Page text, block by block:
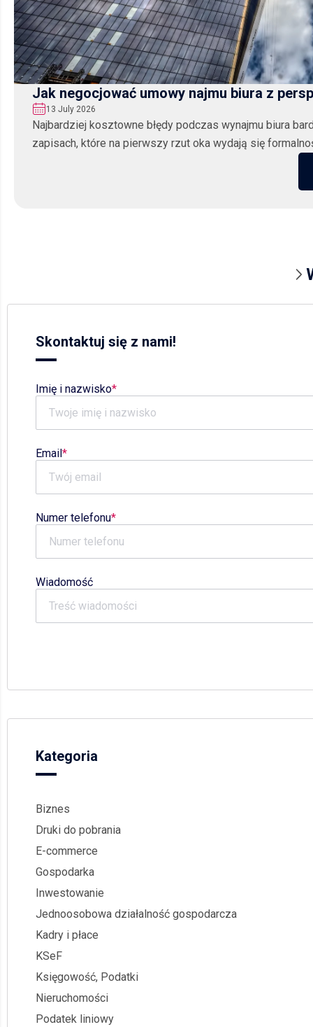
Jak negocjować umowy najmu biura z
13 July 2026
Najbardziej kosztowne błędy podczas wynajmu biura
zapisach, które na pierwszy rzut oka wydają się
Skontaktuj się z nami!
Imię i nazwisko
Email
Numer telefonu
Wiadomość
Kategoria
Biznes
Druki do pobrania
E-commerce
Gospodarka
Inwestowanie
Jednoosobowa działalność gospodarcza
Kadry i płace
KSeF
Księgowość, Podatki
Nieruchomości
Podatek liniowy